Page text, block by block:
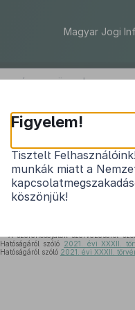
Magyar Jogi
az egyes
A szerencsejáték szervezéséről
Hatóságáról szóló 2021. évi XXXII.
Hatóságáról szóló 2021. évi XXXII.
Figyelem!
Tisztelt
munkák miatt a
köszönjük!